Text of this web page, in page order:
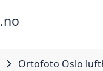
Ortofoto Oslo